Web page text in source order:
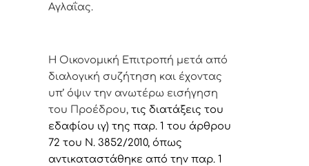
Αγλαΐας.
Η Οικονομική Επιτροπή μετά από
διαλογική συζήτηση και έχοντας
υπ’ όψιν την ανωτέρω εισήγηση
του Προέδρου, τις διατάξεις του
εδαφίου ιγ) της παρ. 1 του άρθρου
72 του Ν. 3852/2010, όπως
αντικαταστάθηκε από την παρ. 1